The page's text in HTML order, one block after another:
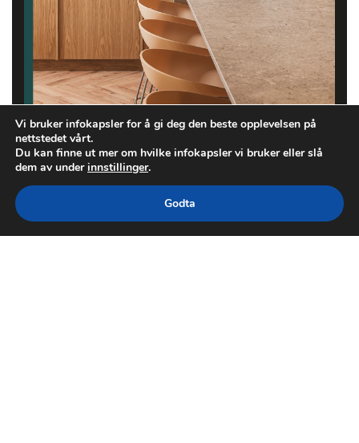
Vi bruker infokapsler for å gi deg den beste opplevelsen på
nettstedet vårt.
Du kan finne ut mer om hvilke infokapsler vi bruker eller slå
dem av underinnstillinger.
Godta